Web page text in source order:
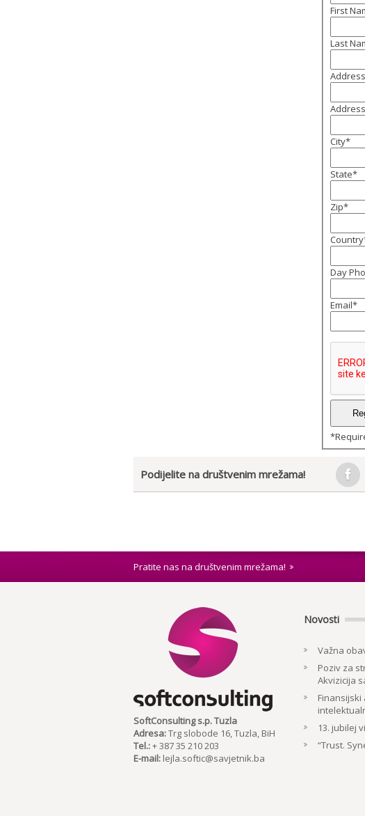
First
Last
City*
State*
Zip*
Country
Day
Email*
*
Podijelite na društvenim mrežama!
Pratite nas na društvenim mrežama!
SoftConsulting s.p. Tuzla
Adresa:Trg slobode 16, Tuzla, BiH
Tel.:+ 387 35 210 203
E-mail: lejla.softic@savjetnik.ba
Novosti
Važna
Poziv za
Akvizicija
Finansijski
13. jubilej
“Trust.